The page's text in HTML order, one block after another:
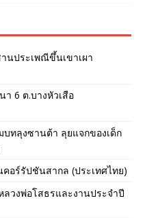
นประเพณีขึ้นเขาเผา
6 ต.บางหัวเสือ
ทลุงซานต้า ลุยแจกของเด็ก
อร์รัปชันสากล (ประเทศไทย)
ลวงพ่อโสธรและงานประจำปี